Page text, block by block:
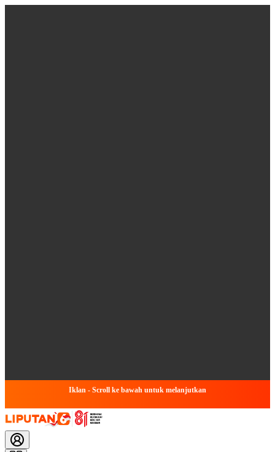
Iklan - Scroll ke bawah untuk melanjutkan